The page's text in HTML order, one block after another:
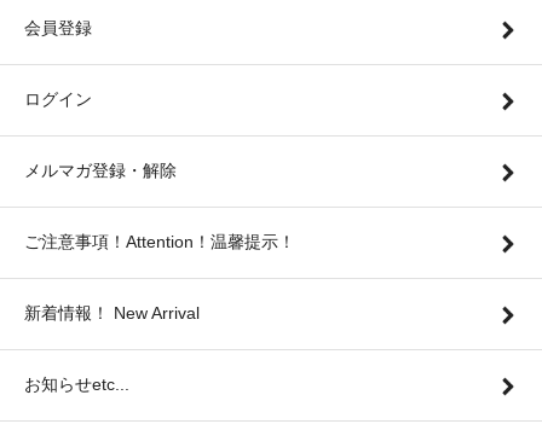
会員登録
ログイン
メルマガ登録・解除
ご注意事項！Attention！温馨提示！
新着情報！ New Arrival
お知らせetc...